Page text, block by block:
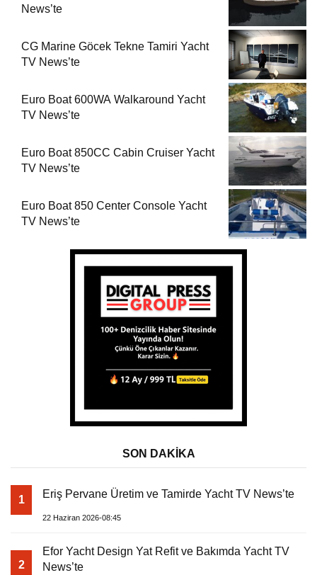
News’te
CG Marine Göcek Tekne Tamiri Yacht
TV News’te
Euro Boat 600WA Walkaround Yacht
TV News’te
Euro Boat 850CC Cabin Cruiser Yacht
TV News’te
Euro Boat 850 Center Console Yacht
TV News’te
SON DAKİKA
1 Eriş Pervane Üretim ve Tamirde Yacht TV News’te
22 Haziran 2026-08:45
2
Efor Yacht Design Yat Refit ve Bakımda Yacht TV
News’te